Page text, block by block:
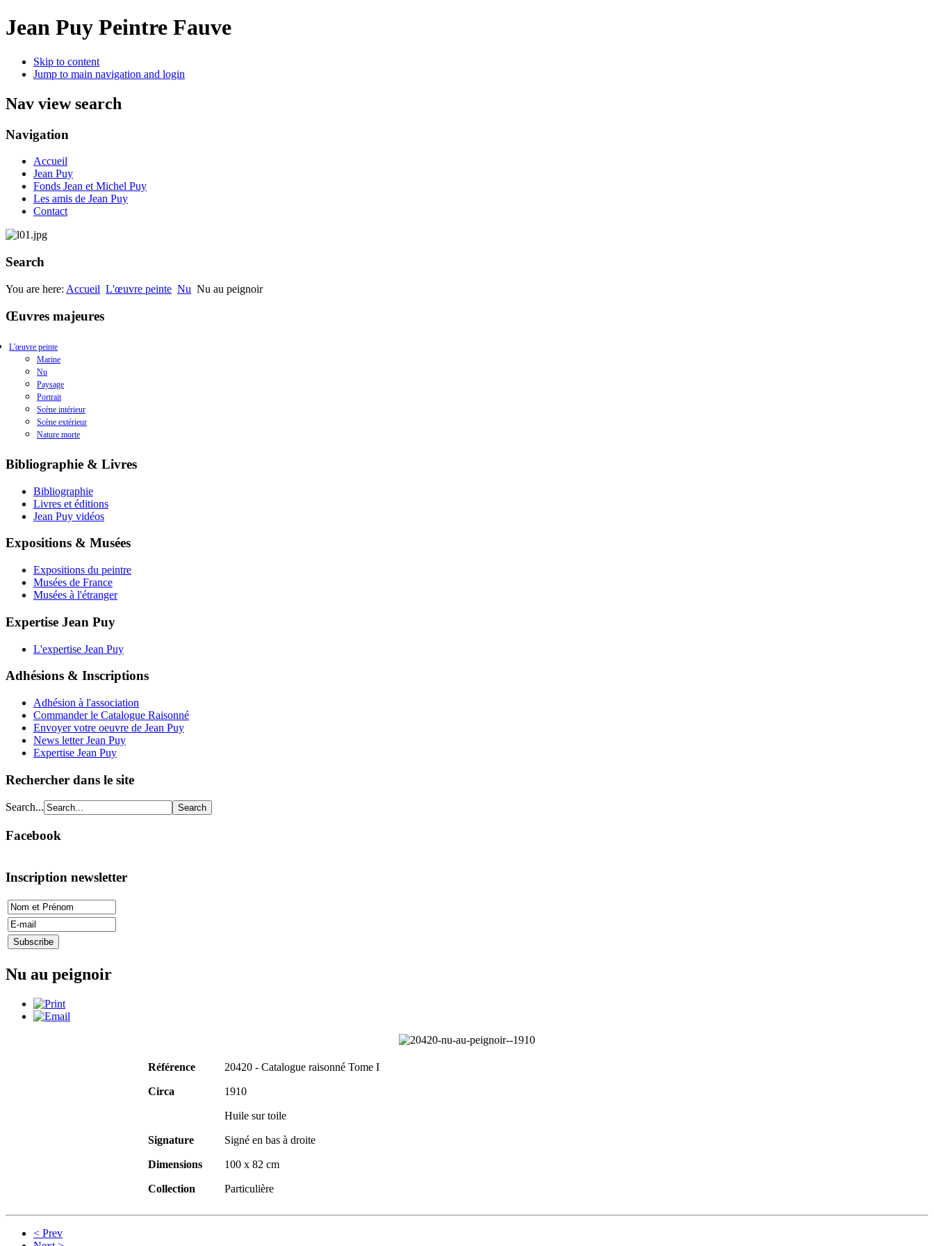
Jean Puy Peintre Fauve
Skip to content
Jump to main navigation and login
Nav view search
Navigation
Accueil
Jean Puy
Fonds Jean et Michel Puy
Les amis de Jean Puy
Contact
Search
You are here: Accueil L'œuvre peinte Nu Nu au peignoir
Œuvres majeures
L'œuvre peinte
Marine
Nu
Paysage
Portrait
Scène intérieur
Scène extérieur
Nature morte
Bibliographie & Livres
Bibliographie
Livres et éditions
Jean Puy vidéos
Expositions & Musées
Expositions du peintre
Musées de France
Musées à l'étranger
Expertise Jean Puy
L'expertise Jean Puy
Adhésions & Inscriptions
Adhésion à l'association
Commander le Catalogue Raisonné
Envoyer votre oeuvre de Jean Puy
News letter Jean Puy
Expertise Jean Puy
Rechercher dans le site
Search...
Facebook
Inscription newsletter
Nu au peignoir
Référence 20420 - Catalogue raisonné Tome I
Circa 1910
Huile sur toile
Signature Signé en bas à droite
Dimensions 100 x 82 cm
Collection Particulière
< Prev